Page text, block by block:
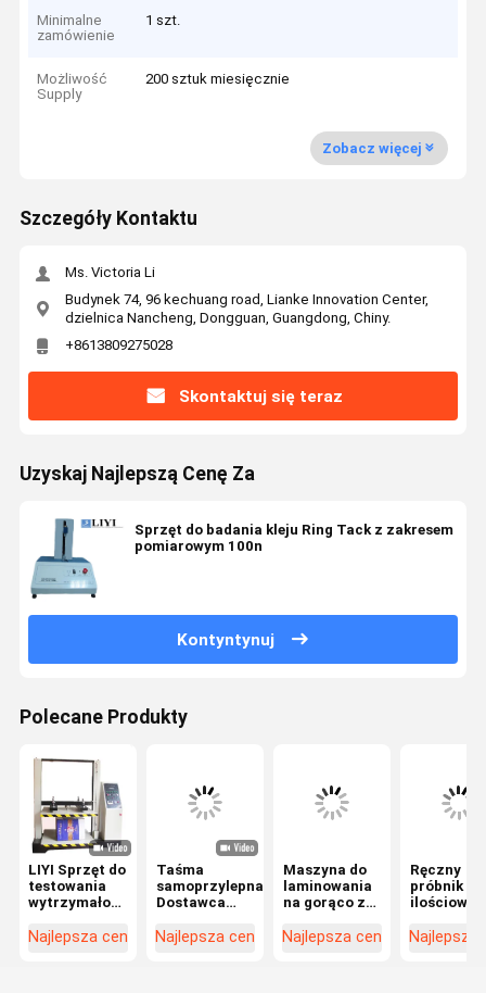
Minimalne
zamówienie
1 szt.
Możliwość
Supply
200 sztuk miesięcznie
Zobacz więcej
Szczegóły Kontaktu
Ms. Victoria Li
Budynek 74, 96 kechuang road, Lianke Innovation Center,
dzielnica Nancheng, Dongguan, Guangdong, Chiny.
+8613809275028
Skontaktuj się teraz
Uzyskaj Najlepszą Cenę Za
Sprzęt do badania kleju Ring Tack z zakresem
pomiarowym 100n
Kontyntynuj
Polecane Produkty
LIYI Sprzęt do
testowania
wytrzymałości
Maszyna do
Najlepsza cena
Taśma
samoprzylepna
Dostawca
mikroporów
Najlepsza cena
Maszyna do
laminowania
na gorąco z
powlekania
Najlepsza cena
Ręczny
próbnik
ilościowy
Najlepsza